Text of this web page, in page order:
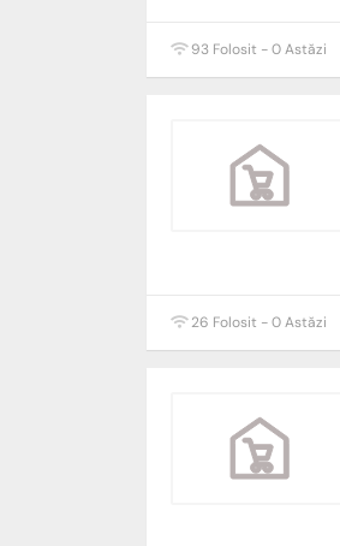
93 Folosit - 0 Astăzi
26 Folosit - 0 Astăzi